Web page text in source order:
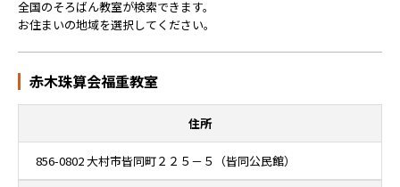
全国のそろばん教室が検索できます。
お住まいの地域を選択してください。
赤木珠算会福重教室
住所
856-0802 大村市皆同町２２５－５（皆同公民館）